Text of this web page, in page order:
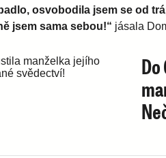
osvobodila jsem se od
jsem sama sebou!“ jásala